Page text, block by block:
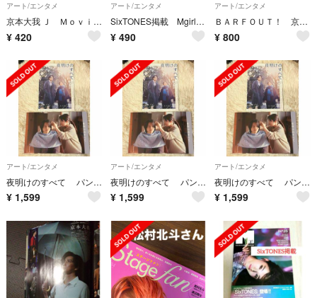
アート/エンタメ
京本大我 Ｊ Ｍｏｖｉｅ Ｍａｇａｚｉｎｅ vol.106
¥ 420
アート/エンタメ
SixTONES掲載 Mgirl No25
¥ 490
アート/エンタメ
ＢＡＲＦＯＵＴ！ 京本大我表紙
¥ 800
アート/エンタメ
夜明けのすべて パンフレット チラシ
¥ 1,599
アート/エンタメ
夜明けのすべて パンフレット チラシ
¥ 1,599
アート/エンタメ
夜明けのすべて パンフレット チラシ
¥ 1,599